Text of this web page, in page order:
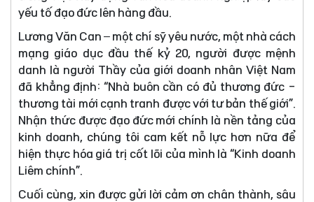
yếu tố đạo đức lên hàng đầu.
Lương Văn Can – một chí sỹ yêu nước, một nhà cách
mạng giáo dục đầu thế kỷ 20, người được mệnh
danh là người Thầy của giới doanh nhân Việt Nam
đã khẳng định: “Nhà buôn cần có đủ thương đức -
thương tài mới cạnh tranh được với tư bản thế giới”.
Nhận thức được đạo đức mới chính là nền tảng của
kinh doanh, chúng tôi cam kết nỗ lực hơn nữa để
hiện thực hóa giá trị cốt lõi của mình là “Kinh doanh
Liêm chính”.
Cuối cùng, xin được gửi lời cảm ơn chân thành, sâu